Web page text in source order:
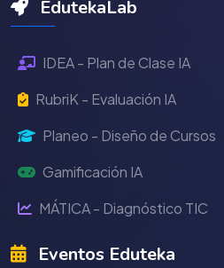
EdutekaLab
IDEA - Plan de Clase IA
RubriK - Evaluación IA
Planeo - Diseño de Cursos
Gamificación IA
MÁTICA - Diagnóstico TIC
Eventos Eduteka